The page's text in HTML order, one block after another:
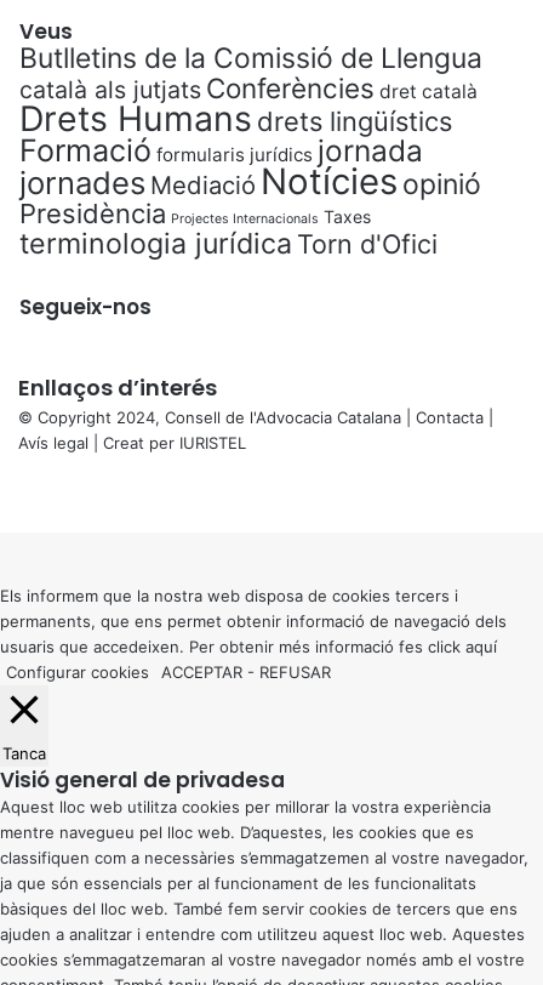
Veus
Butlletins de la Comissió de Llengua
català als jutjats Conferències dret català
Drets Humans drets lingüístics
Formació formularis jurídics jornada
jornades Mediació Notícies opinió
Presidència Projectes Internacionals Taxes
terminologia jurídica Torn d'Ofici
Segueix-nos
Enllaços d’interés
© Copyright 2024, Consell de l'Advocacia Catalana | Contacta
Avís legal | Creat per IURISTEL
button
Els informem que la nostra web disposa de cookies tercers i
permanents, que ens permet obtenir informació de navegació dels
usuaris que accedeixen. Per obtenir més informació fes click aquí
Configurar cookies
ACCEPTAR - REFUSAR
Tanca
Visió general de privadesa
Aquest lloc web utilitza cookies per millorar la vostra experiència
mentre navegueu pel lloc web. D’aquestes, les cookies que es
classifiquen com a necessàries s’emmagatzemen al vostre navegador,
ja que són essencials per al funcionament de les funcionalitats
bàsiques del lloc web. També fem servir cookies de tercers que ens
ajuden a analitzar i entendre com utilitzeu aquest lloc web. Aquestes
cookies s’emmagatzemaran al vostre navegador només amb el vostre